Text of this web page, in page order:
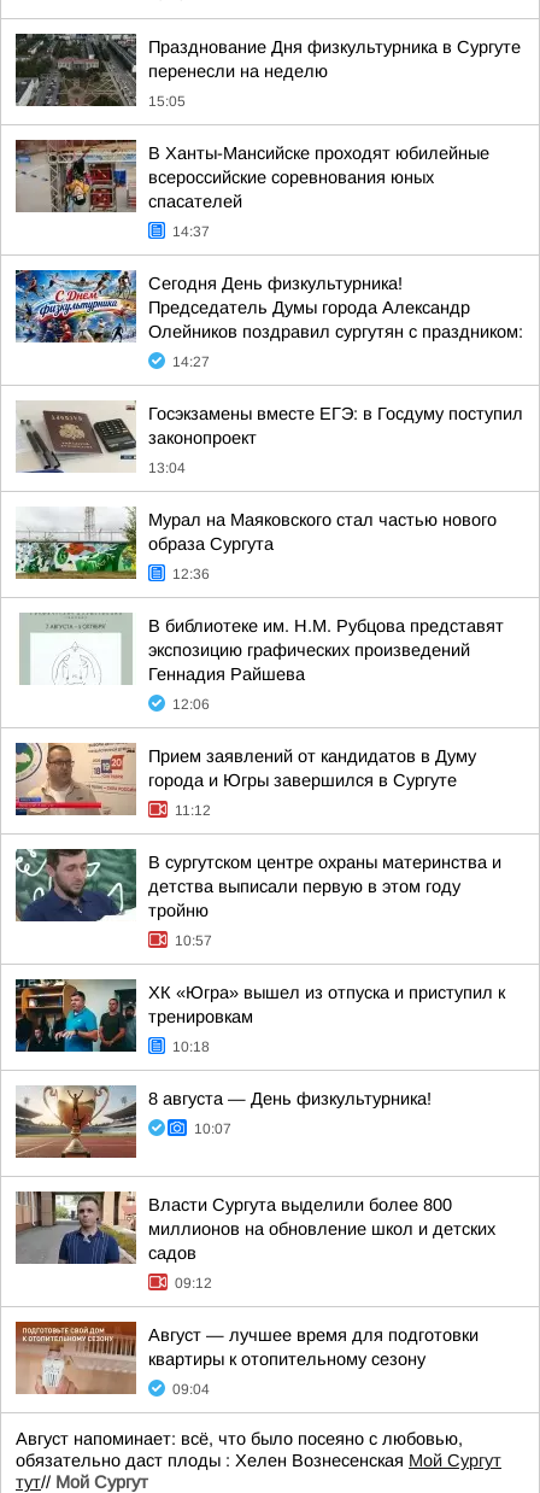
Празднование Дня физкультурника в Сургуте
перенесли на неделю
15:05
В Ханты-Мансийске проходят юбилейные
всероссийские соревнования юных
спасателей
14:37
Сегодня День физкультурника!
Председатель Думы города Александр
Олейников поздравил сургутян с праздником:
14:27
Госэкзамены вместе ЕГЭ: в Госдуму поступил
законопроект
13:04
Мурал на Маяковского стал частью нового
образа Сургута
12:36
В библиотеке им. Н.М. Рубцова представят
экспозицию графических произведений
Геннадия Райшева
12:06
Прием заявлений от кандидатов в Думу
города и Югры завершился в Сургуте
11:12
В сургутском центре охраны материнства и
детства выписали первую в этом году
тройню
10:57
ХК «Югра» вышел из отпуска и приступил к
тренировкам
10:18
8 августа — День физкультурника!
10:07
Власти Сургута выделили более 800
миллионов на обновление школ и детских
садов
09:12
Август — лучшее время для подготовки
квартиры к отопительному сезону
09:04
Август напоминает: всё, что было посеяно с любовью,
обязательно даст плоды : Хелен Вознесенская Мой Сургут
тут// Мой Сургут